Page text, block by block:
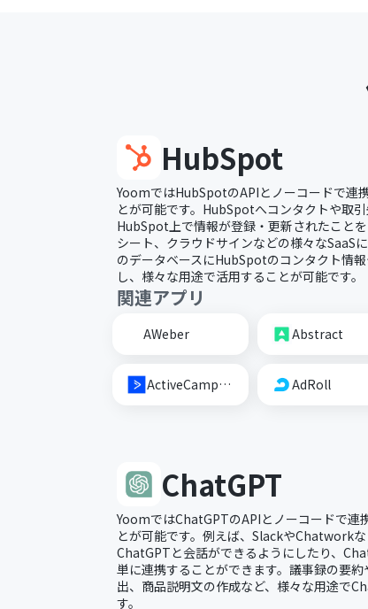
HubSpot
YoomではHubSpotのAPIとノーコードで連
とが可能です。HubSpotへコンタクトや取引
HubSpot上で情報が登録・更新されたこと
シート、クラウドサインなどの様々なSaaS
のデータベースにHubSpotのコンタクト情
し、様々な用途で活用することが可能です。
関連アプリ
AWeber Abstract
ActiveCampaign AdRoll
ChatGPT
YoomではChatGPTのAPIとノーコードで連
とが可能です。例えば、SlackやChatwork
ChatGPTと会話ができるようにしたり、
単に連携することができます。議事録の要
出、商品説明文の作成など、様々な用途で
す。